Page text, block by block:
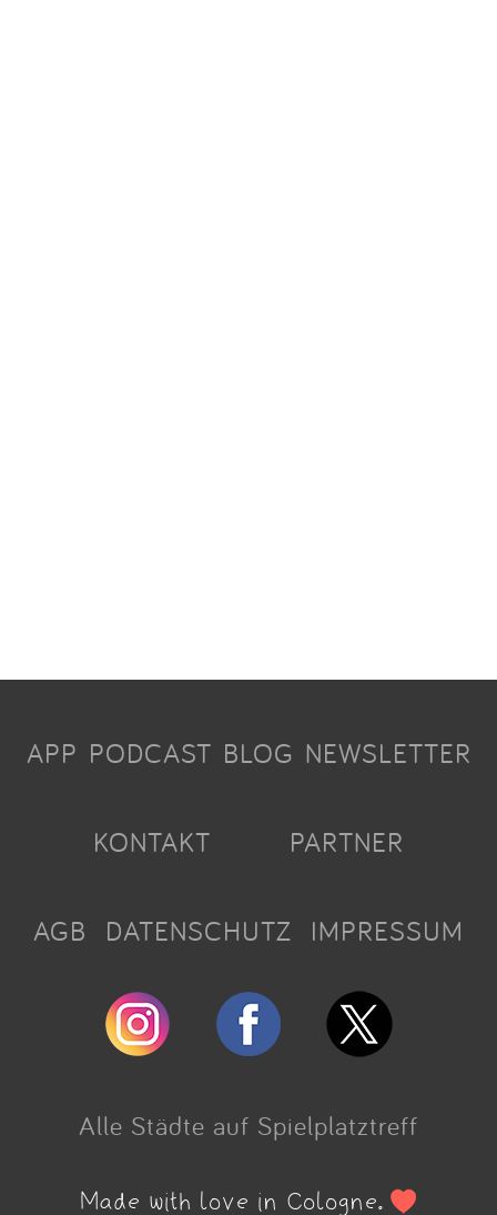
APP PODCAST BLOG NEWSLETTER
KONTAKT PARTNER
AGB DATENSCHUTZ IMPRESSUM
Alle Städte auf Spielplatztreff
Made with love in Cologne.